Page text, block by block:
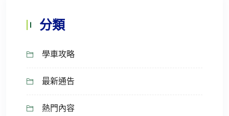
分類
學車攻略
最新通告
熱門內容